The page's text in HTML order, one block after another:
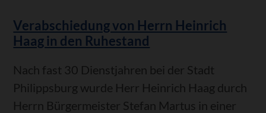
Verabschiedung von Herrn Heinrich
Haag in den Ruhestand
Nach fast 30 Dienstjahren bei der Stadt
Philippsburg wurde Herr Heinrich Haag durch
Herrn Bürgermeister Stefan Martus in einer